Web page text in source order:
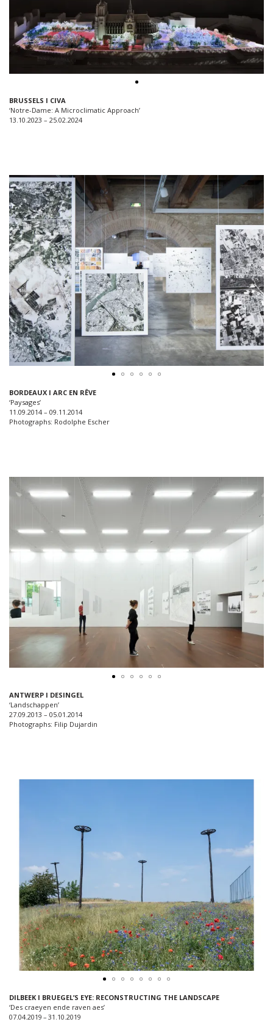
BRUSSELS I CIVA
‘Notre-Dame: A Microclimatic Approach’
13.10.2023 – 25.02.2024
BORDEAUX I ARC EN RÊVE
‘Paysages’
11.09.2014 – 09.11.2014
Photographs: Rodolphe Escher
ANTWERP I DESINGEL
‘Landschappen’
27.09.2013 – 05.01.2014
Photographs: Filip Dujardin
DILBEEK I BRUEGEL’S EYE: RECONSTRUCTING THE LANDSCAPE
‘Des craeyen ende raven aes’
07.04.2019 – 31.10.2019